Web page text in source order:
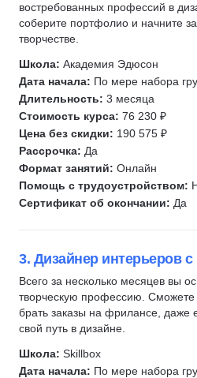
Концепт-арт
Колористика
Дизайн упаковки
Дизайн уровней
Управление в дизайне
Realtime Landscaping Architect
Ландшафтный скетчинг
BIM
2D-художник
Концепт-арт
Работа со звуком
Монтаж
Профориентация
Unity
3D-визуализация
Ландшафтный дизайн
Продуктовый дизайн
Декоратор
Текстильный декор
3D анимация
Создание спецэффектов
Нарративный дизайнер
востребованных профессий в
соберите портфолио и начните
творчестве.
Школа: Академия Эдюсон
Дата начала: По мере набора
Длительность: 3 месяца
Стоимость курса: 76 230 ₽
Цена без скидки: 190 575 ₽
Рассрочка: Да
Формат занятий: Онлайн
Помощь с трудоустройством:
Сертификат об окончании: Да
3. Дизайнер интерьеров с
Всего за несколько месяцев вы
творческую профессию. Сможете
брать заказы на фрилансе, даже
свой путь в дизайне.
Школа: Skillbox
Дата начала: По мере набора